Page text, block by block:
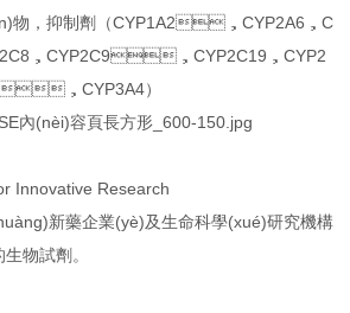
物，抑制劑（CYP1A2，CYP2A6，C
，CYP2C9，CYP2C19，CYP2
，CYP3A4）
Innovative Research
新藥企業(yè)及生命科學(xué)研究機構
物試劑。